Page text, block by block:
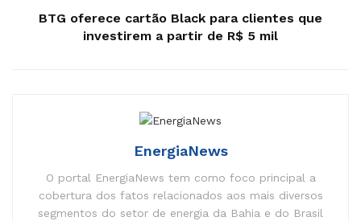
aplicados cerca de R$1,1 bilhão no serviço de distribuição,
num modelo de gestão que permite antecipar tendências e
trocar experiências entre as unidades.
Eneva inicia operação comercial da UTE
BTG oferece cartão Black para clientes que
investirem a partir de R$ 5 mil
EnergiaNews
O portal EnergiaNews tem como foco principal a
cobertura dos fatos relacionados aos mais diversos
segmentos do setor de energia da Bahia e do Brasil